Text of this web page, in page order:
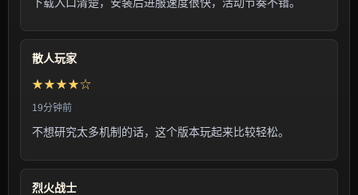
散人玩家
★★★★☆
19分钟前
不想研究太多机制的话，这个版本玩起来比较轻松。
烈火战士